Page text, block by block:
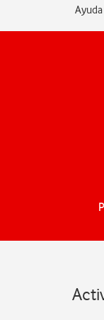
Ayuda